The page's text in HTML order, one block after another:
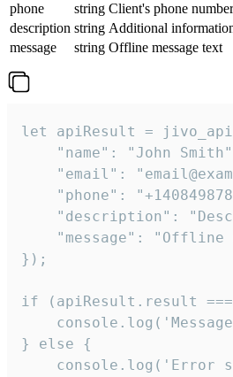
phone
string Client's phone number
description string Additional
message
string Offline message text
let apiResult =
"name": "John
"email":
"phone":
"description":
"message": "Offline
});
if (apiResult.result
} else {
console.log('Error